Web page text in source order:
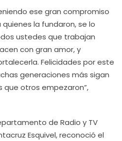
ese gran compromiso
la fundaron, se lo
ustedes que trabajan
con gran amor, y
Felicidades por este
generaciones más sigan
que otros empezaron”,
de Radio y TV
Esquivel, reconoció el